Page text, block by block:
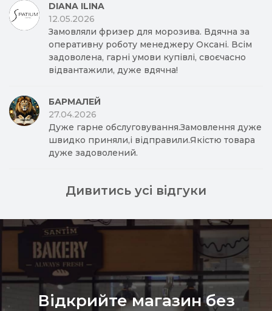
DIANA ILINA
12.05.2026
Замовляли фризер для морозива. Вдячна за
оперативну роботу менеджеру Оксані. Всім
задоволена, гарні умови купівлі, своєчасно
відвантажили, дуже вдячна!
БАРМАЛЕЙ
27.04.2026
Дуже гарне обслуговування.Замовлення дуже
швидко приняли,і відправили.Якістю товара
дуже задоволений.
Дивитись усі відгуки
Відкрийте магазин без